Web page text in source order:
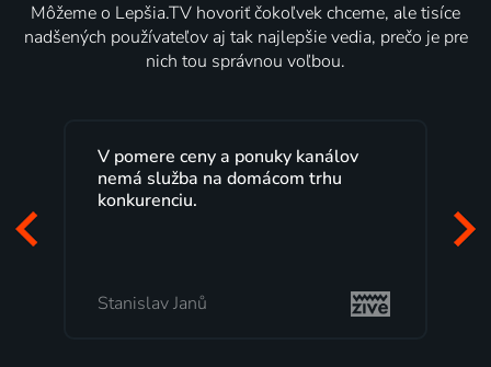
Môžeme o Lepšia.TV hovoriť čokoľvek chceme, ale tisíce
nadšených používateľov aj tak najlepšie vedia, prečo je pre
nich tou správnou voľbou.
V pomere ceny a ponuky kanálov
nemá služba na domácom trhu
konkurenciu.
Stanislav Janů